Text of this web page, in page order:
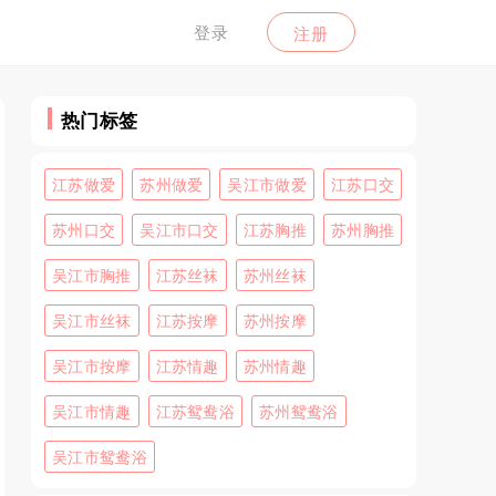
登录 注册
热门标签
江苏做爱 苏州做爱 吴江市做爱 江苏口交
苏州口交 吴江市口交 江苏胸推 苏州胸推
吴江市胸推 江苏丝袜 苏州丝袜
吴江市丝袜 江苏按摩 苏州按摩
吴江市按摩 江苏情趣 苏州情趣
吴江市情趣 江苏鸳鸯浴 苏州鸳鸯浴
吴江市鸳鸯浴